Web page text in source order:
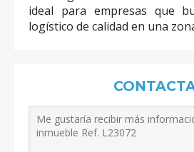
ideal para empresas que
logístico de calidad en una